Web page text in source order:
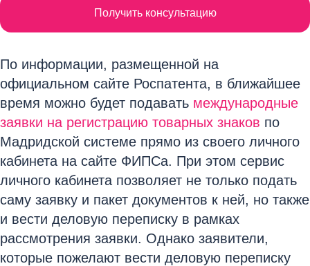
Получить консультацию
По информации, размещенной на
официальном сайте Роспатента, в ближайшее
время можно будет подавать международные
заявки на регистрацию товарных знаков по
Мадридской системе прямо из своего личного
кабинета на сайте ФИПСа. При этом сервис
личного кабинета позволяет не только подать
саму заявку и пакет документов к ней, но также
и вести деловую переписку в рамках
рассмотрения заявки. Однако заявители,
которые пожелают вести деловую переписку